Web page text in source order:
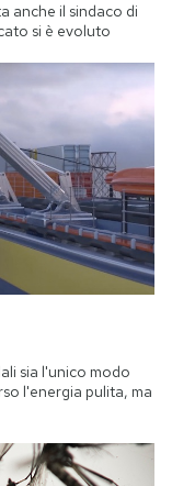
anche il sindaco di
si è evoluto
sia l'unico modo
l'energia pulita, ma